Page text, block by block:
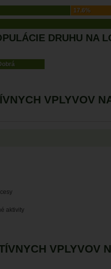
17.6%
DRUHU NA
VPLYVOV
aktivity
VPLYVOV